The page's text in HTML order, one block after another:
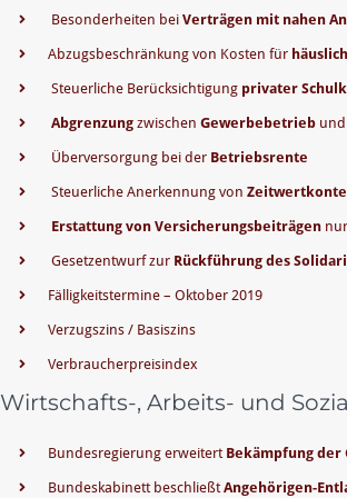
Besonderheiten bei Verträgen mit nahen
Abzugsbeschränkung von Kosten für
Steuerliche Berücksichtigung privater
Abgrenzung zwischen Gewerbebetrieb und
Überversorgung bei der Betriebsrente
Steuerliche Anerkennung von
Erstattung von Versicherungsbeiträgen
Gesetzentwurf zur Rückführung des
Fälligkeitstermine – Oktober 2019
Verzugszins / Basiszins
Verbraucherpreisindex
Wirtschafts-, Arbeits- und
Bundesregierung erweitert Bekämpfung der
Bundeskabinett beschließtAngehörigen-